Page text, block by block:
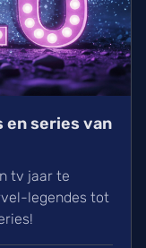
en series van
tv jaar te
legendes tot